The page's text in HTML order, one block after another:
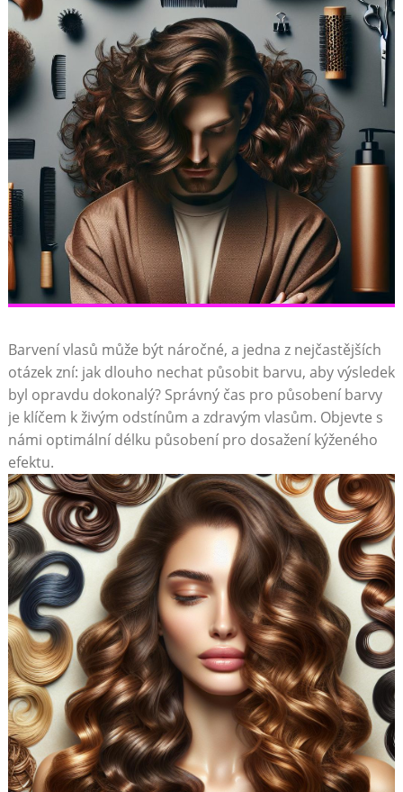
Barvení vlasů může být náročné, a jedna z nejčastějších
otázek zní:⁢ jak dlouho nechat působit⁢ barvu,⁢ aby výsledek
byl opravdu dokonalý? Správný čas pro působení ​barvy ​
je klíčem k živým‍ odstínům a zdravým vlasům. ​Objevte s
námi optimální délku působení pro dosažení kýženého
efektu.